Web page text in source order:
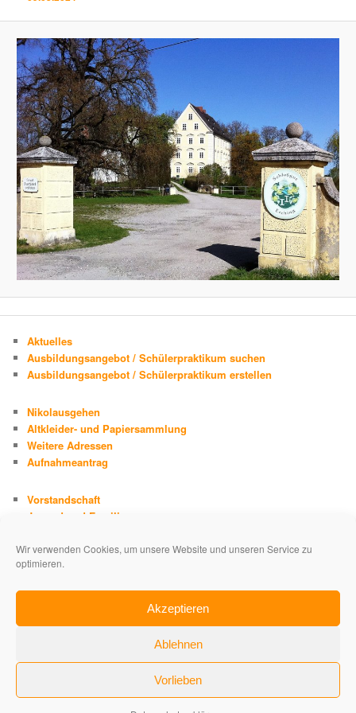
Wir verwenden Cookies, um unsere Website und unseren Service zu
optimieren.
Akzeptieren
Ablehnen
Vorlieben
Aktuelles
Ausbildungsangebot / Schülerpraktikum suchen
Ausbildungsangebot / Schülerpraktikum erstellen
Nikolausgehen
Altkleider- und Papiersammlung
Weitere Adressen
Aufnahmeantrag
Vorstandschaft
Jugend und Familie
Adolph Kolping
Impressum